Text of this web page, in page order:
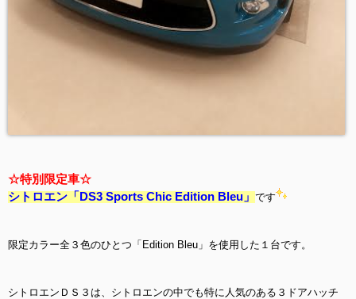
☆特別限定車☆
シトロエン「DS3 Sports Chic Edition Bleu」 です
限定カラー全３色のひとつ「Edition Bleu」を使用した１台です。
シトロエンＤＳ３は、シトロエンの中でも特に人気のある３ドアハッチ